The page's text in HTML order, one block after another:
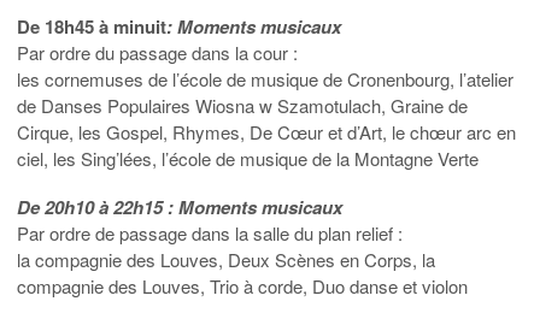
De 18h45 à minuit: Moments musicaux
Par ordre du passage dans la cour :
les cornemuses de l’école de musique de Cronenbourg, l’atelier
de Danses Populaires Wiosna w Szamotulach, Graine de
Cirque, les Gospel, Rhymes, De Cœur et d’Art, le chœur arc en
ciel, les Sing’lées, l’école de musique de la Montagne Verte
De 20h10 à 22h15 : Moments musicaux
Par ordre de passage dans la salle du plan relief :
la compagnie des Louves, Deux Scènes en Corps, la
compagnie des Louves, Trio à corde, Duo danse et violon